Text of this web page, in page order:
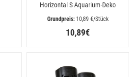
Horizontal S Aquarium-Deko
10,89 €/Stück
10,89€